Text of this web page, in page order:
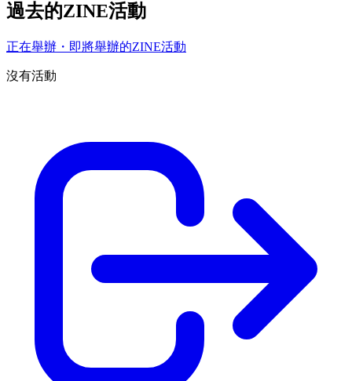
過去的ZINE活動
正在舉辦・即將舉辦的ZINE活動
沒有活動